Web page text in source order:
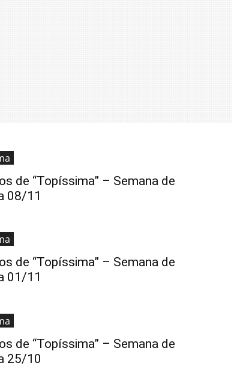
de “Topíssima” – Semana de
08/11
de “Topíssima” – Semana de
01/11
de “Topíssima” – Semana de
25/10